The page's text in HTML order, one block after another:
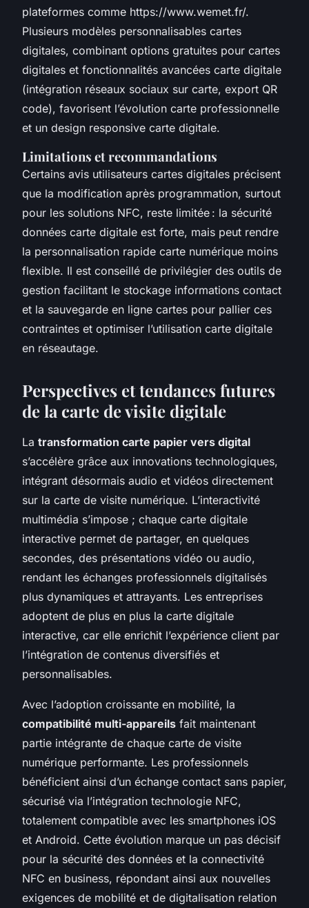
plateformes comme https://www.wemet.fr/.
Plusieurs modèles personnalisables cartes
digitales, combinant options gratuites pour cartes
digitales et fonctionnalités avancées carte digitale
(intégration réseaux sociaux sur carte, export QR
code), favorisent l’évolution carte professionnelle
et un design responsive carte digitale.
Limitations et recommandations
Certains avis utilisateurs cartes digitales précisent
que la modification après programmation, surtout
pour les solutions NFC, reste limitée : la sécurité
données carte digitale est forte, mais peut rendre
la personnalisation rapide carte numérique moins
flexible. Il est conseillé de privilégier des outils de
gestion facilitant le stockage informations contact
et la sauvegarde en ligne cartes pour pallier ces
contraintes et optimiser l’utilisation carte digitale
en réseautage.
Perspectives et tendances futures
de la carte de visite digitale
La transformation carte papier vers digital
s’accélère grâce aux innovations technologiques,
intégrant désormais audio et vidéos directement
sur la carte de visite numérique. L’interactivité
multimédia s’impose ; chaque carte digitale
interactive permet de partager, en quelques
secondes, des présentations vidéo ou audio,
rendant les échanges professionnels digitalisés
plus dynamiques et attrayants. Les entreprises
adoptent de plus en plus la carte digitale
interactive, car elle enrichit l’expérience client par
l’intégration de contenus diversifiés et
personnalisables.
Avec l’adoption croissante en mobilité, la
compatibilité multi-appareils fait maintenant
partie intégrante de chaque carte de visite
numérique performante. Les professionnels
bénéficient ainsi d’un échange contact sans papier,
sécurisé via l’intégration technologie NFC,
totalement compatible avec les smartphones iOS
et Android. Cette évolution marque un pas décisif
pour la sécurité des données et la connectivité
NFC en business, répondant ainsi aux nouvelles
exigences de mobilité et de digitalisation relation